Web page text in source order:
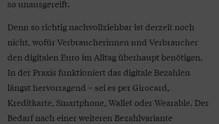
so unausgereift.
Denn so richtig nachvollziehbar ist derzeit noch
nicht, wofür Verbraucherinnen und Verbraucher
den digitalen Euro im Alltag überhaupt benötigen.
In der Praxis funktioniert das digitale Bezahlen
längst hervorragend – sei es per Girocard,
Kreditkarte, Smartphone, Wallet oder Wearable. Der
Bedarf nach einer weiteren Bezahlvariante